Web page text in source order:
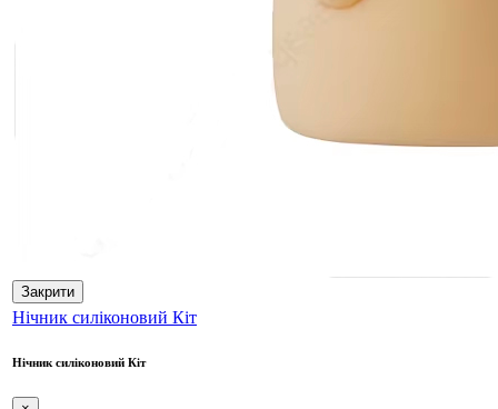
Закрити
Нічник силіконовий Кіт
Нічник силіконовий Кіт